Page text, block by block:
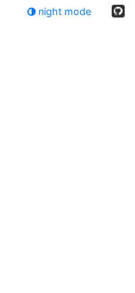
night mode